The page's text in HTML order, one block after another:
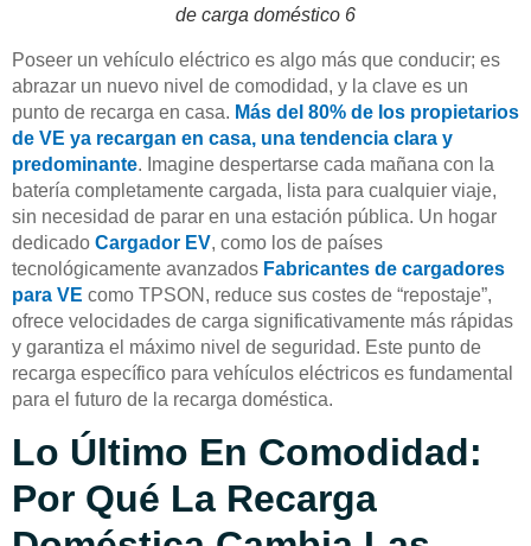
de carga doméstico 6
Poseer un vehículo eléctrico es algo más que conducir; es
abrazar un nuevo nivel de comodidad, y la clave es un
punto de recarga en casa. Más del 80% de los propietarios
de VE ya recargan en casa, una tendencia clara y
predominante. Imagine despertarse cada mañana con la
batería completamente cargada, lista para cualquier viaje,
sin necesidad de parar en una estación pública. Un hogar
dedicado Cargador EV, como los de países
tecnológicamente avanzados Fabricantes de cargadores
para VE como TPSON, reduce sus costes de “repostaje”,
ofrece velocidades de carga significativamente más rápidas
y garantiza el máximo nivel de seguridad. Este punto de
recarga específico para vehículos eléctricos es fundamental
para el futuro de la recarga doméstica.
Lo Último En Comodidad:
Por Qué La Recarga